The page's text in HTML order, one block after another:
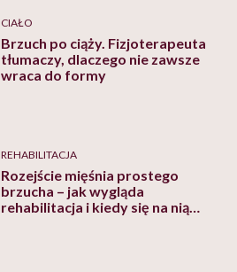
CIAŁO
Brzuch po ciąży. Fizjoterapeuta
tłumaczy, dlaczego nie zawsze
wraca do formy
REHABILITACJA
Rozejście mięśnia prostego
brzucha – jak wygląda
rehabilitacja i kiedy się na nią